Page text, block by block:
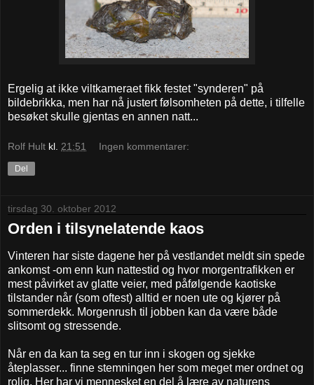
Ergelig at ikke viltkameraet fikk festet "synderen" på
bildebrikka, men har nå justert følsomheten på dette, i tilfelle
besøket skulle gjentas en annen natt...
Rolf Hult kl. 21:51 Ingen kommentarer:
Del
tirsdag 30. oktober 2012
Orden i tilsynelatende kaos
Vinteren har siste dagene her på vestlandet meldt sin spede
ankomst -om enn kun nattestid og hvor morgentrafikken er
mest påvirket av glatte veier, med påfølgende kaotiske
tilstander når (som oftest) alltid er noen ute og kjører på
sommerdekk. Morgenrush til jobben kan da være både
slitsomt og stressende.
Når en da kan ta seg en tur inn i skogen og sjekke
åteplasser... finne stemningen her som meget mer ordnet og
rolig. Her har vi mennesket en del å lære av naturens